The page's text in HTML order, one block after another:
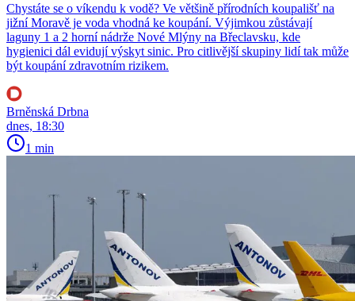
Chystáte se o víkendu k vodě? Ve většině přírodních koupališť na
jižní Moravě je voda vhodná ke koupání. Výjimkou zůstávají
laguny 1 a 2 horní nádrže Nové Mlýny na Břeclavsku, kde
hygienici dál evidují výskyt sinic. Pro citlivější skupiny lidí tak může
být koupání zdravotním rizikem.
Brněnská Drbna
dnes, 18:30
1 min